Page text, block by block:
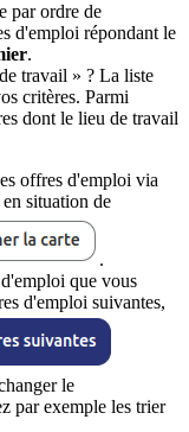
par ordre de
d'emploi répondant le
.
travail » ? La liste
critères. Parmi
dont le lieu de travail
offres d'emploi via
situation de
.
que vous
d'emploi suivantes,
le
par exemple les trier